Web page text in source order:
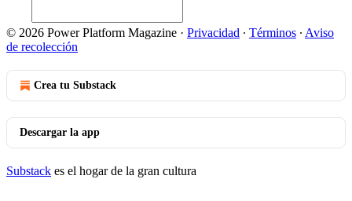
© 2026 Power Platform Magazine · Privacidad ∙ Términos ∙ Aviso
de recolección
Crea tu Substack
Descargar la app
Substack es el hogar de la gran cultura